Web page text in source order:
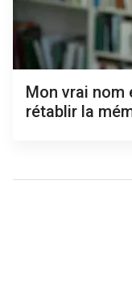
Mon vrai nom
rétablir la